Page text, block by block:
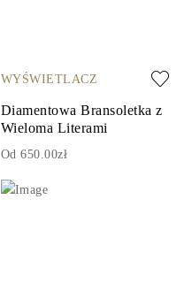
WYŚWIETLACZ
Diamentowa Bransoletka z
Wieloma Literami
Od 650.00zł